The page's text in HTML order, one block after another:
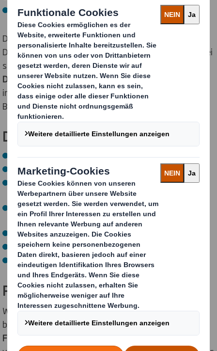
Produktionsplanung und -steuerung
Du selbst bist maßgeblich daran beteiligt, wie schnell
Du eigenverantwortlich Aufgaben übernehmen und bei
spannenden Projekten mitarbeitest.
Dir steckt!Gerne unterstützen wir Dich dabei,
interessante Themen für Deine Projekt- und
Bachelorarbeit zu finden.
Dein Profil für den Studiengang:
Abitur oder Fachhochschulreife
Gute Leistungen in Mathematik, Physik und Englisch
Technisches Verständnis und Fähigkeit Probleme zu
erkennen und zu lösen
Interesse an technischen und wirtschaftlichen
Zusammenhängen
Kommunikationsfähigkeit und sicheres Auftreten
verantwortungsbewusste Arbeitsweise
Teamfähigkeit
Packende Perspektiven
Wir haben das Ziel, Dir während Deines Studiums ein
breitesGrundlagenwissensowiespezifische
Fachkenntnissein dem für Dich relevanten Bereich zu